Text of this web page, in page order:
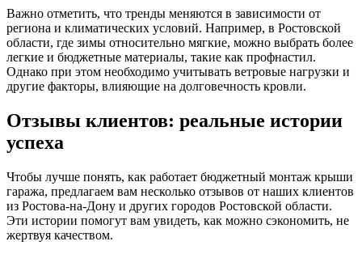
Важно отметить, что тренды меняются в зависимости от
региона и климатических условий. Например, в Ростовской
области, где зимы относительно мягкие, можно выбрать более
легкие и бюджетные материалы, такие как профнастил.
Однако при этом необходимо учитывать ветровые нагрузки и
другие факторы, влияющие на долговечность кровли.
Отзывы клиентов: реальные истории
успеха
Чтобы лучше понять, как работает бюджетный монтаж крыши
гаража, предлагаем вам несколько отзывов от наших клиентов
из Ростова-на-Дону и других городов Ростовской области.
Эти истории помогут вам увидеть, как можно сэкономить, не
жертвуя качеством.